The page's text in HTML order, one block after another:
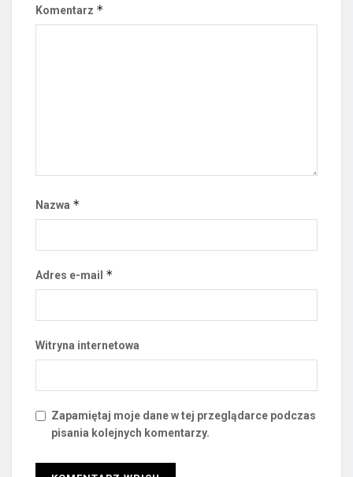
Komentarz *
Nazwa *
Adres e-mail *
Witryna internetowa
Zapamiętaj moje dane w tej przeglądarce podczas
pisania kolejnych komentarzy.